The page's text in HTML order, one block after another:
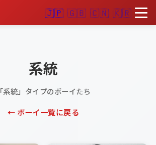
🇯🇵 🇬🇧 🇨🇳 🇰🇷
系統
「系統」タイプのボーイたち
← ボーイ一覧に戻る